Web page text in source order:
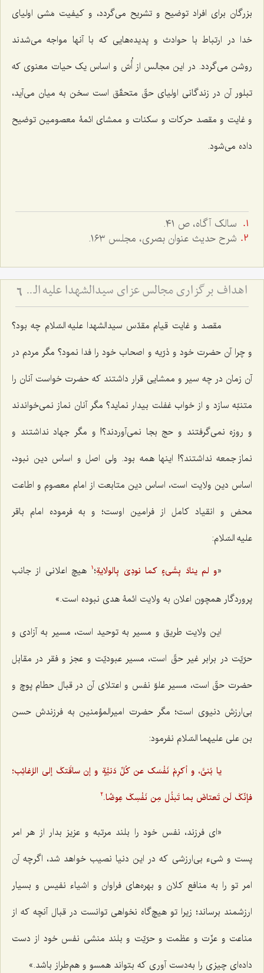
بزرگان برای افراد توضیح و تشریح می‌گردد، و کیفیت مَشی اولیای
خدا در ارتباط با حوادث و پدیده‌هایی که با آنها مواجه می‌شدند
روشن می‌گردد. در این مجالس از أُسّ و اساس یک حیات معنوی که
تبلور آن در زندگانی اولیای حقّ متحقّق است سخن به میان می‌آید،
و غایت و مقصد حرکات و سکنات و ممشای ائمۀ معصومین توضیح
داده می‌شود.
سالک آگاه، ص ٤١.
شرح حدیث عنوان بصری، مجلس ١٦٣.
اهداف برگزاری مجالس عزای سیدالشهدا علیه السّلام 6
مقصد و غایت قیام مقدّس سیدالشهدا علیه السّلام چه بود؟
و چرا آن حضرت خود و ذرّیه و اصحاب خود را فدا نمود؟ مگر مردم در
آن زمان در چه سیر و ممشایی قرار داشتند که حضرت خواست آنان را
متنبّه سازد و از خواب غفلت بیدار نماید؟ مگر آنان نماز نمی‌خواندند
و روزه نمی‌گرفتند و حج بجا نمی‌آوردند؟! و مگر جهاد نداشتند و
نماز جمعه نداشتند؟! اینها همه بود. ولی اصل و اساس دین نبود،
اساس دین ولایت است، اساس دین متابعت از امام معصوم و اطاعت
محض و انقیاد کامل از فرامین اوست؛ و به فرموده امام باقر
علیه السّلام:
«و لم ینادَ بِشَی‌ءٍ کما نودِیَ بِالولایةِ؛ 1
هیچ اعلانی از جانب
پروردگار همچون اعلان به ولایت ائمۀ هدی نبوده است.»
این ولایت طریق و مسیر به توحید است، مسیر به آزادی و
حرّیّت در برابر غیر حقّ است، مسیر عبودیّت و عجز و فقر در مقابل
حضرت حقّ است، مسیر علوّ نفس و اعتلای آن در قبال حطام پوچ و
بی‌ارزش دنیوی است؛ مگر حضرت امیرالمؤمنین به فرزندش حسن
بن علی علیهما السّلام نفرمود:
یا بُنیَّ، و أکرِمْ نَفْسَک عن کُلِّ دَنیَّةٍ و إن ساقَتکَ إلی الرَّغائِب؛
فإنّکَ لَن تَعتاضَ بما تَبذُل مِن نَفْسِکَ عِوضًا.2
«ای فرزند، نفس خود را بلند مرتبه و عزیز بدار از هر امر
پست و شی‌ء بی‌ارزشی که در این دنیا نصیب خواهد شد، اگرچه آن
امر تو را به منافع کلان و بهره‌های فراوان و اشیاء نفیس و بسیار
ارزشمند برساند؛ زیرا تو هیچ‌گاه نخواهی توانست در قبال آنچه که از
مناعت و عزّت و عظمت و حرّیّت و بلند منشی نفس خود از دست
داده‌ای چیزی را به‌دست آوری که بتواند همسو و هم‌طراز باشد.»